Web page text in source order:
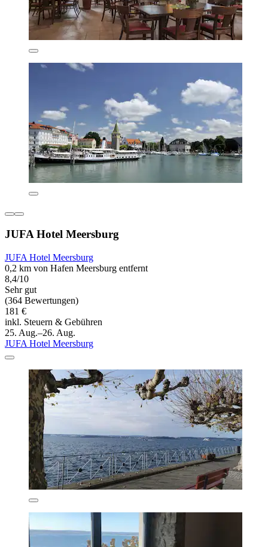
JUFA Hotel Meersburg
JUFA Hotel Meersburg
0,2 km von Hafen Meersburg entfernt
8,4/10
Sehr gut
(364 Bewertungen)
181 €
inkl. Steuern & Gebühren
25. Aug.–26. Aug.
JUFA Hotel Meersburg